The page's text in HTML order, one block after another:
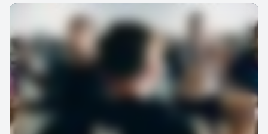
hälsosam livsstil.